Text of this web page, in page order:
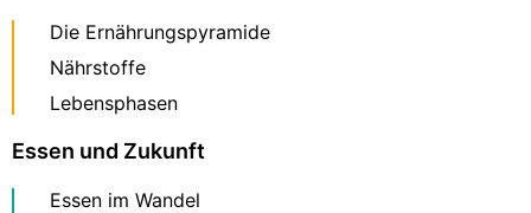
Die Ernährungspyramide
Nährstoffe
Lebensphasen
Essen und Zukunft
Essen im Wandel